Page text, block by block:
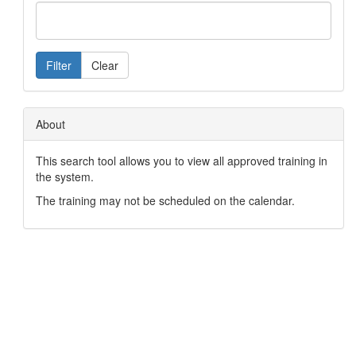
Filter Clear
About
This search tool allows you to view all approved training in
the system.
The training may not be scheduled on the calendar.